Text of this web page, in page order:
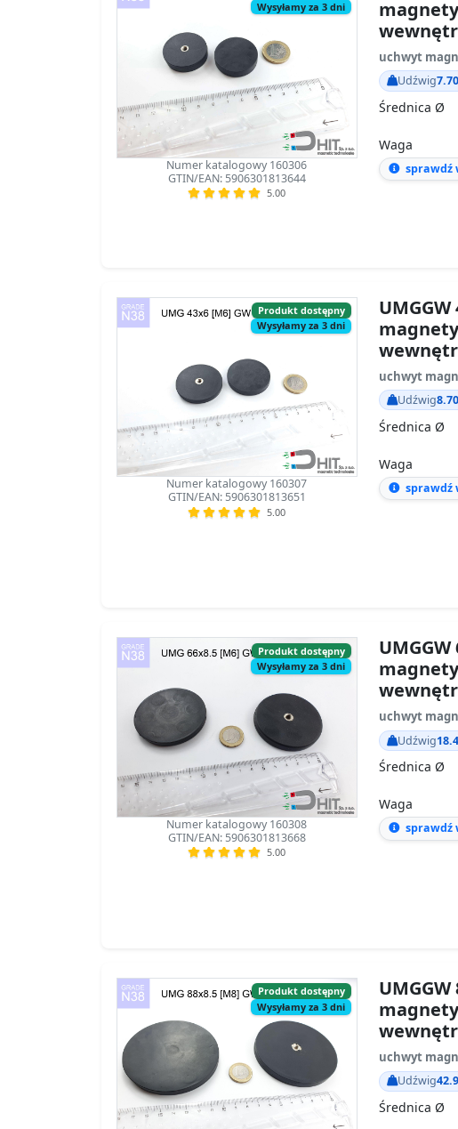
Wysyłamy za 3 dni
Numer katalogowy 160306
GTIN/EAN: 5906301813644
5.00
uchwyt
Udźwig
Średnica Ø
Waga
sprawdź
Produkt dostępny
Wysyłamy za 3 dni
Numer katalogowy 160307
GTIN/EAN: 5906301813651
5.00
uchwyt
Udźwig
Średnica Ø
Waga
sprawdź
Produkt dostępny
Wysyłamy za 3 dni
Numer katalogowy 160308
GTIN/EAN: 5906301813668
5.00
uchwyt
Udźwig
Średnica Ø
Waga
sprawdź
Produkt dostępny
Wysyłamy za 3 dni
uchwyt
Udźwig
Średnica Ø